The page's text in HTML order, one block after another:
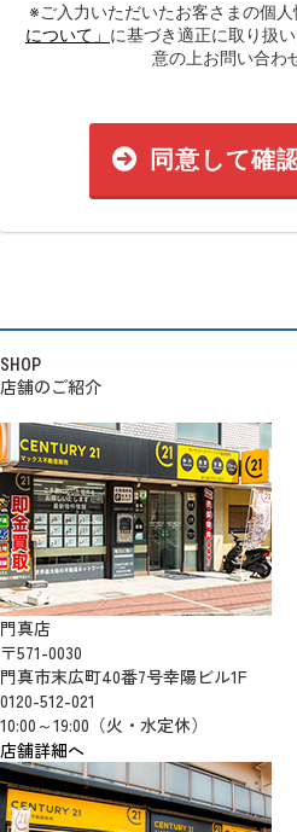
※ご入力いただいたお客さまの個人
について」 に基づき適正に取り扱
意の上お問い合わ
同意して確
SHOP
店舗のご紹介
門真店
〒571-0030
門真市末広町40番7号幸陽ビル1F
0120-512-021
10:00～19:00（火・水定休）
店舗詳細へ